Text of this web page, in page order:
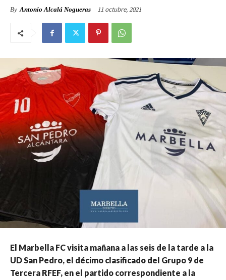
By Antonio Alcalá Nogueras 11 octubre, 2021
El Marbella FC visita mañana a las seis de la tarde a la
UD San Pedro, el décimo clasificado del Grupo 9 de
Tercera RFEF, en el partido correspondiente a la